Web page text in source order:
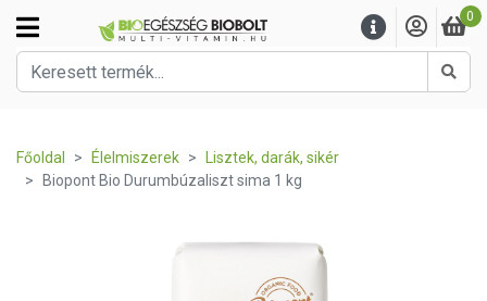
0
Főoldal Élelmiszerek
Lisztek, darák, sikér
Biopont Bio Durumbúzaliszt sima 1 kg